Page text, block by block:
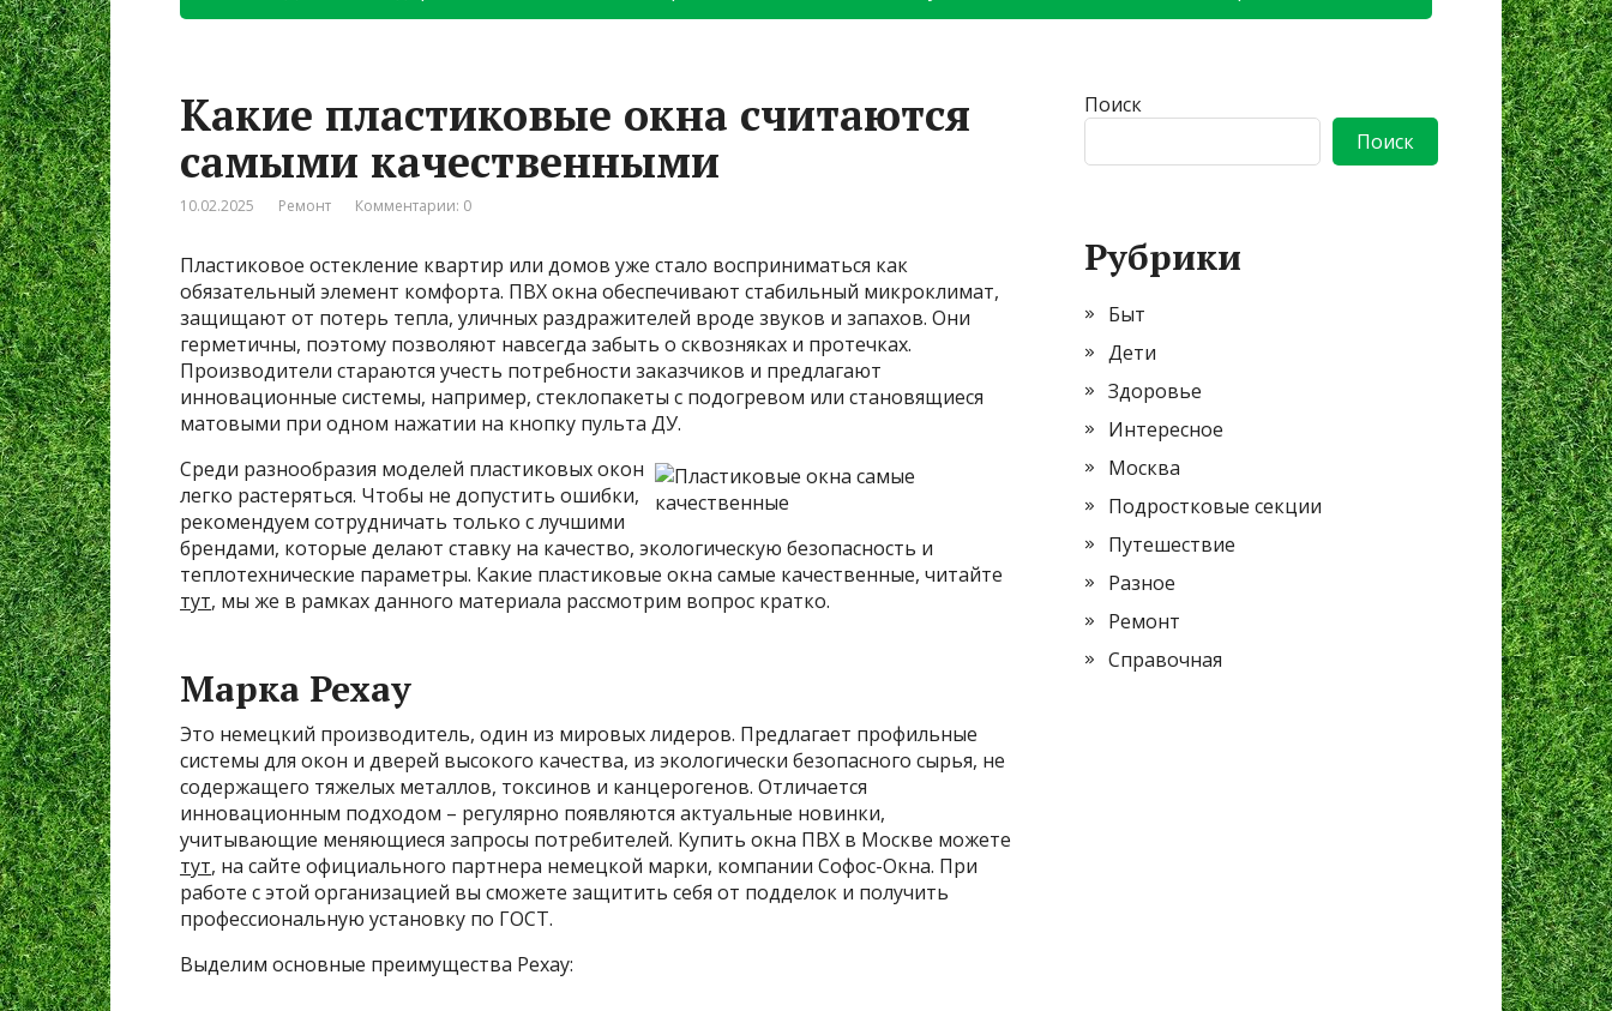
Какие пластиковые окна считаются
самыми качественными
10.02.2025 Ремонт Комментарии: 0
Пластиковое остекление квартир или домов уже стало восприниматься как
обязательный элемент комфорта. ПВХ окна обеспечивают стабильный микроклимат,
защищают от потерь тепла, уличных раздражителей вроде звуков и запахов. Они
герметичны, поэтому позволяют навсегда забыть о сквозняках и протечках.
Производители стараются учесть потребности заказчиков и предлагают
инновационные системы, например, стеклопакеты с подогревом или становящиеся
матовыми при одном нажатии на кнопку пульта ДУ.
Среди разнообразия моделей пластиковых окон
легко растеряться. Чтобы не допустить ошибки,
рекомендуем сотрудничать только с лучшими
брендами, которые делают ставку на качество, экологическую безопасность и
теплотехнические параметры. Какие пластиковые окна самые качественные, читайте
тут, мы же в рамках данного материала рассмотрим вопрос кратко.
Марка Рехау
Это немецкий производитель, один из мировых лидеров. Предлагает профильные
системы для окон и дверей высокого качества, из экологически безопасного сырья, не
содержащего тяжелых металлов, токсинов и канцерогенов. Отличается
инновационным подходом – регулярно появляются актуальные новинки,
учитывающие меняющиеся запросы потребителей. Купить окна ПВХ в Москве можете
тут, на сайте официального партнера немецкой марки, компании Софос-Окна. При
работе с этой организацией вы сможете защитить себя от подделок и получить
профессиональную установку по ГОСТ.
Выделим основные преимущества Рехау:
Поиск
Поиск
Рубрики
Быт
Дети
Здоровье
Интересное
Москва
Подростковые секции
Путешествие
Разное
Ремонт
Справочная